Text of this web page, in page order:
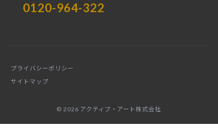
0120-964-322
プライバシーポリシー
サイトマップ
© 2026 アクティブ・アート株式会社